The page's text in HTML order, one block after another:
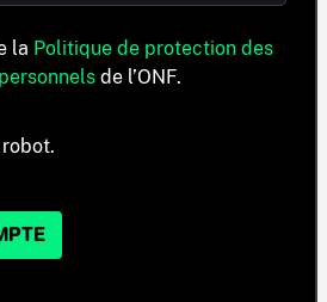
la Politique de protection des
de l’ONF.
robot.